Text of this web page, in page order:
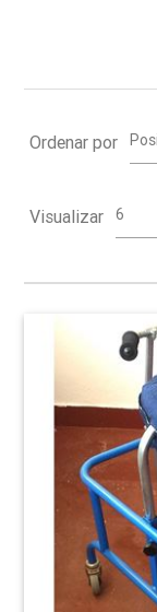
Ordenar por
Visualizar